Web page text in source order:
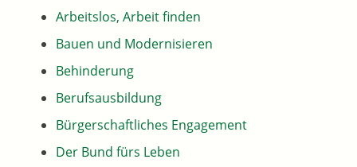
Arbeitslos, Arbeit finden
Bauen und Modernisieren
Behinderung
Berufsausbildung
Bürgerschaftliches Engagement
Der Bund fürs Leben